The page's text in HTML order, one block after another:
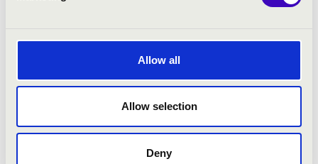
Allow all
Allow selection
Deny